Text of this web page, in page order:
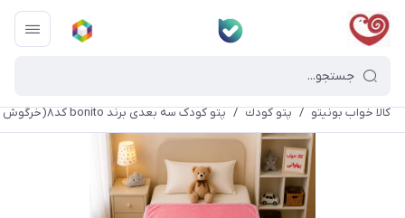
کالا خواب بونیتو / پتو كودك / پتو کودک سه بعدی برند bonito کد۸(خرگوش زمینه صورتی)